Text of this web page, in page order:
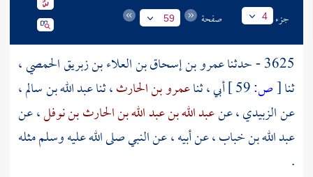
جزء 4 صفحة 59
3625 - حدثنا عمرو بن إسحاق بن العلاء بن زبريق الحمصي،
ثنا[ص: أبي ، ثناعمرو بن الحارث، ثناعبد الله بن سالم،
عنالزبيدي، عنعبد الله بن عبد الله بن الحارث بن نوفل، عن
عبد الله بن خباب، عن أبيه ، عن النبي صلى الله عليه وسلم مثله
.